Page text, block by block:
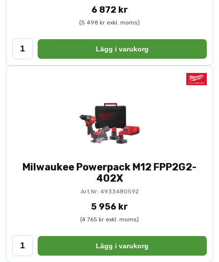
6 872 kr
(5 498 kr exkl. moms)
Lägg i varukorg
Milwaukee Powerpack M12 FPP2G2-
402X
Art.Nr: 4933480592
5 956 kr
(4 765 kr exkl. moms)
Lägg i varukorg